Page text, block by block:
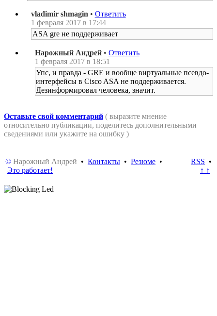
vladimir shmagin • Ответить
1 февраля 2017 в 17:44
ASA gre не поддерживает
Нарожный Андрей • Ответить
1 февраля 2017 в 18:51
Упс, и правда - GRE и вообще виртуальные псевдо-
интерфейсы в Cisco ASA не поддерживается.
Дезинформировал человека, значит.
Оставьте свой комментарий ( выразите мнение
относительно публикации, поделитесь дополнительными
сведениями или укажите на ошибку )
© Нарожный Андрей • Контакты • Резюме •
Это работает!
RSS •
↑ ↑